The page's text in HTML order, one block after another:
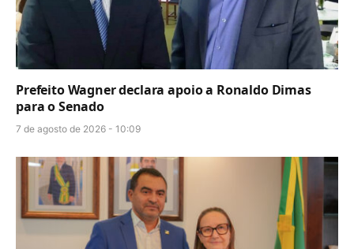
Prefeito Wagner declara apoio a Ronaldo Dimas
para o Senado
7 de agosto de 2026 - 10:09